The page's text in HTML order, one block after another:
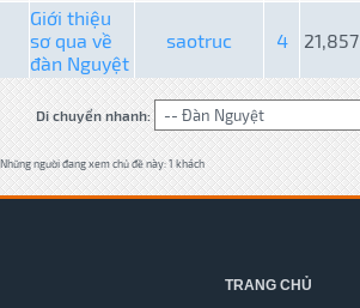
Giới thiệu
sơ qua về
đàn Nguyệt
saotruc 4 21,857
Di chuyển nhanh:
Những người đang xem chủ đề này: 1 khách
TRANG CHỦ